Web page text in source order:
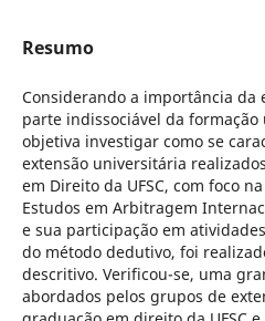
Resumo
Considerando a importância da
parte indissociável da
objetiva investigar como se
extensão universitária
em Direito da UFSC, com foco
Estudos em Arbitragem
e sua participação em
do método dedutivo, foi
descritivo. Verificou-se, uma
abordados pelos grupos de